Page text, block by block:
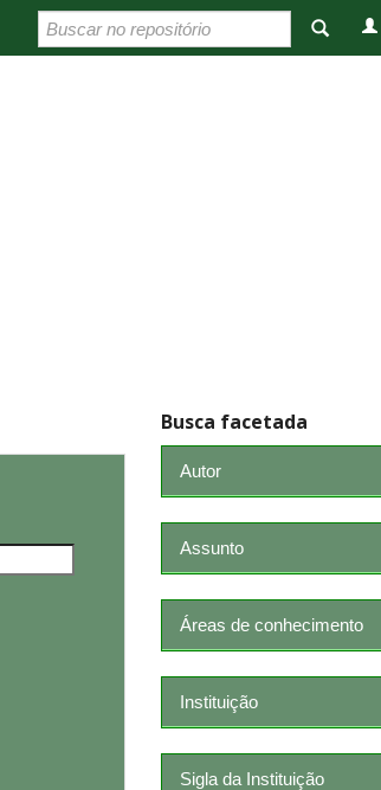
Busca facetada
Autor
Assunto
Áreas de conhecimento
Instituição
Sigla da Instituição